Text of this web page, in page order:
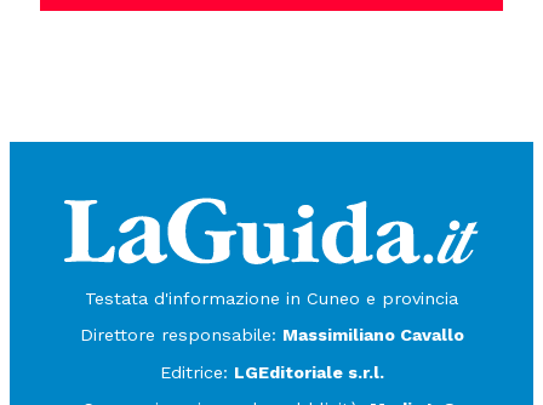
Testata d'informazione in Cuneo e provincia
Direttore responsabile: Massimiliano Cavallo
Editrice: LGEditoriale s.r.l.